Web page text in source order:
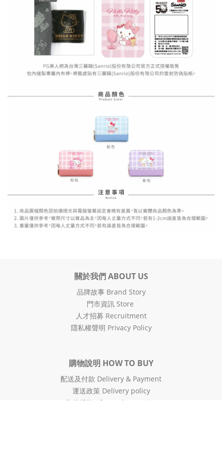
關於我們 ABOUT US
品牌故事 Brand Story
門市資訊 Store
人才招募 Recruitment
隱私權聲明 Privacy Policy
購物說明 HOW TO BUY
配送及付款 Delivery & Payment
運送政策 Delivery policy
售後服務 After-Sales Service